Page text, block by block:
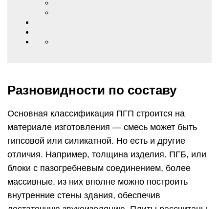
Разновидности по составу
Основная классификация ПГП строится на
материале изготовления — смесь может быть
гипсовой или силикатной. Но есть и другие
отличия. Например, толщина изделия. ПГБ, или
блоки с пазогребневым соединением, более
массивные, из них вполне можно построить
внутренние стены здания, обеспечив